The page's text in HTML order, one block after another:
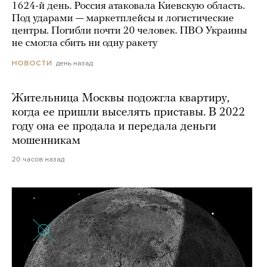
1624-й день. Россия атаковала Киевскую область.
Под ударами — маркетплейсы и логистические
центры. Погибли почти 20 человек. ПВО Украины
не смогла сбить ни одну ракету
НОВОСТИ день назад
Жительница Москвы подожгла квартиру,
когда ее пришли выселять приставы. В 2022
году она ее продала и передала деньги
мошенникам
20 часов назад